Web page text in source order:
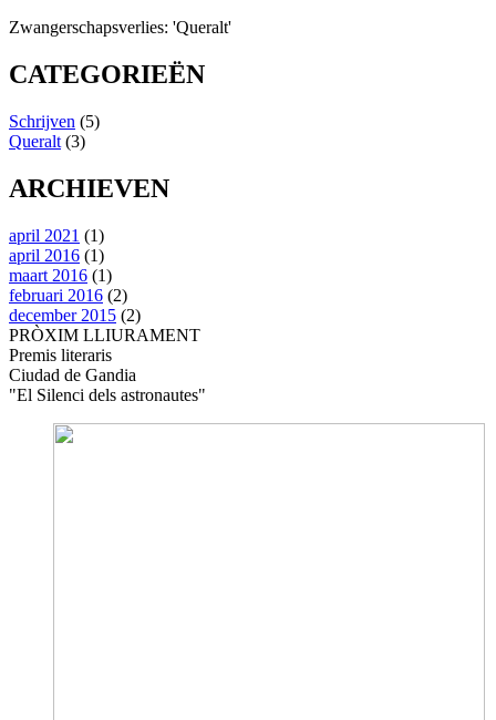
Zwangerschapsverlies: 'Queralt'
CATEGORIEËN
Schrijven (5)
Queralt (3)
ARCHIEVEN
april 2021 (1)
april 2016 (1)
maart 2016 (1)
februari 2016 (2)
december 2015 (2)
PRÒXIM LLIURAMENT
Premis literaris
Ciudad de Gandia
"El Silenci dels astronautes"